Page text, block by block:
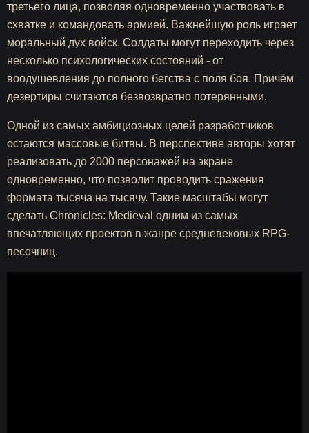
третьего лица, позволяя одновременно участвовать в
схватке и командовать армией. Важнейшую роль играет
моральный дух войск. Солдаты могут переходить через
несколько психологических состояний - от
воодушевления до полного бегства с поля боя. Причём
дезертиры считаются безвозвратно потерянными.
Одной из самых амбициозных целей разработчиков
остаются массовые битвы. В перспективе авторы хотят
реализовать до 2000 персонажей на экране
одновременно, что позволит проводить сражения
формата тысяча на тысячу. Такие масштабы могут
сделать Chronicles: Medieval одним из самых
впечатляющих проектов в жанре средневековых RPG-
песочниц.